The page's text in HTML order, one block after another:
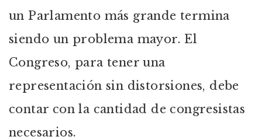
un Parlamento más grande termina
siendo un problema mayor. El
Congreso, para tener una
representación sin distorsiones, debe
contar con la cantidad de congresistas
necesarios.